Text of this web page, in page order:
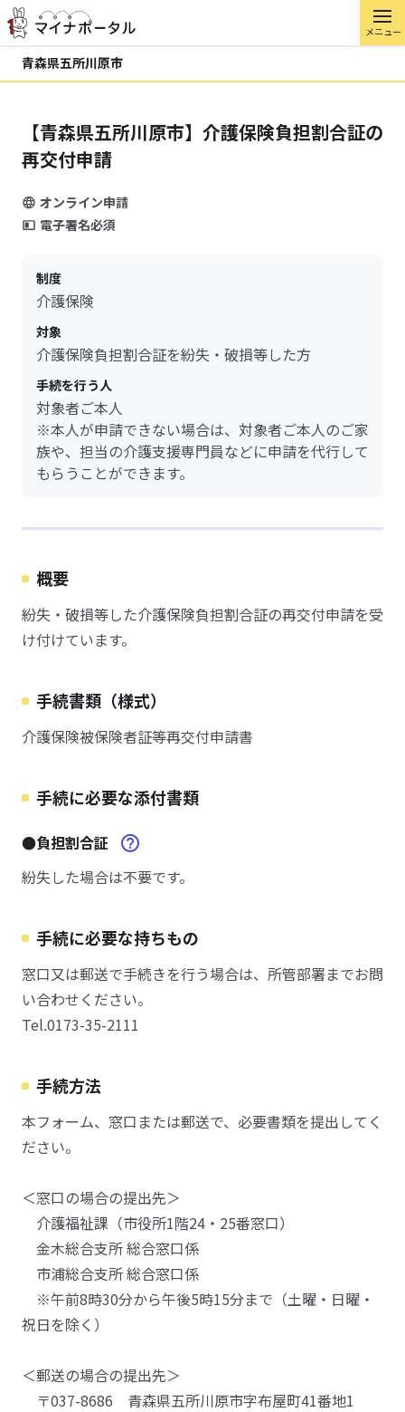
メニュー
青森県五所川原市
【青森県五所川原市】介護保険負担割合証の
再交付申請
オンライン申請
電子署名必須
制度
介護保険
対象
介護保険負担割合証を紛失・破損等した方
手続を行う人
対象者ご本人
※本人が申請できない場合は、対象者ご本人のご家
族や、担当の介護支援専門員などに申請を代行して
もらうことができます。
概要
紛失・破損等した介護保険負担割合証の再交付申請を受
け付けています。
手続書類（様式）
介護保険被保険者証等再交付申請書
手続に必要な添付書類
●負担割合証
紛失した場合は不要です。
手続に必要な持ちもの
窓口又は郵送で手続きを行う場合は、所管部署までお問
い合わせください。
Tel.0173-35-2111
手続方法
本フォーム、窓口または郵送で、必要書類を提出してく
ださい。
＜窓口の場合の提出先＞
介護福祉課（市役所1階24・25番窓口）
金木総合支所 総合窓口係
市浦総合支所 総合窓口係
※午前8時30分から午後5時15分まで（土曜・日曜・
祝日を除く）
＜郵送の場合の提出先＞
〒037-8686 青森県五所川原市字布屋町41番地1